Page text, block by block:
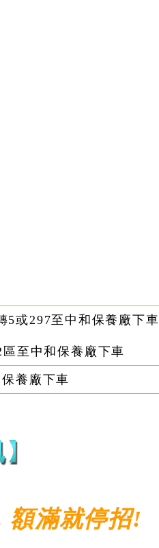
5或297至中和保養廠下車
至中和保養廠下車
養廠下車
額滿就停招!